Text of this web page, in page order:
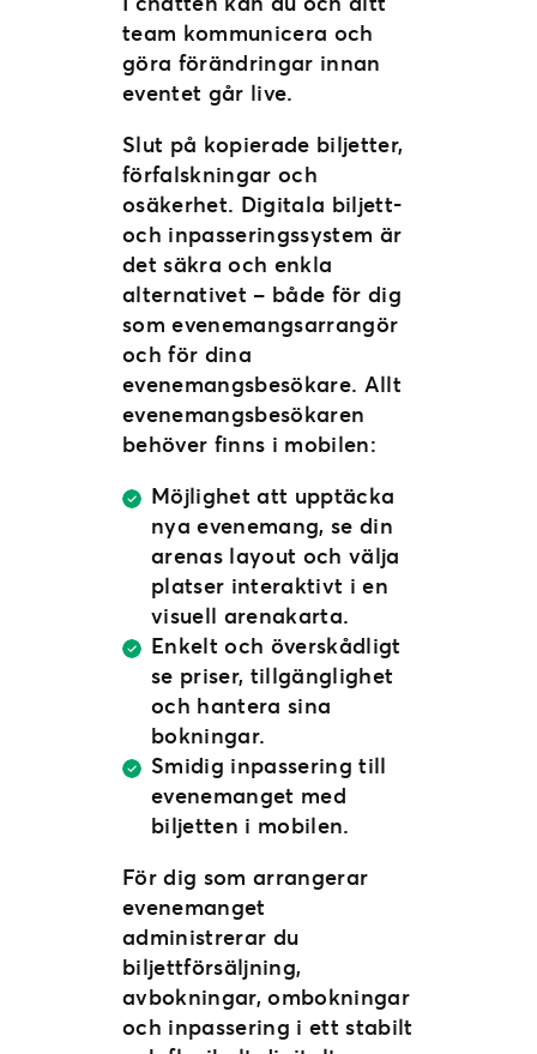
team kommunicera och
göra förändringar innan
eventet går live.
Slut på kopierade biljetter,
förfalskningar och
osäkerhet. Digitala biljett-
och inpasseringssystem är
det säkra och enkla
alternativet – både för dig
som evenemangsarrangör
och för dina
evenemangsbesökare. Allt
evenemangsbesökaren
behöver finns i mobilen:
Möjlighet att upptäcka
nya evenemang, se din
arenas layout och välja
platser interaktivt i en
visuell arenakarta.
Enkelt och överskådligt
se priser, tillgänglighet
och hantera sina
bokningar.
Smidig inpassering till
evenemanget med
biljetten i mobilen.
För dig som arrangerar
evenemanget
administrerar du
biljettförsäljning,
avbokningar, ombokningar
och inpassering i ett stabilt